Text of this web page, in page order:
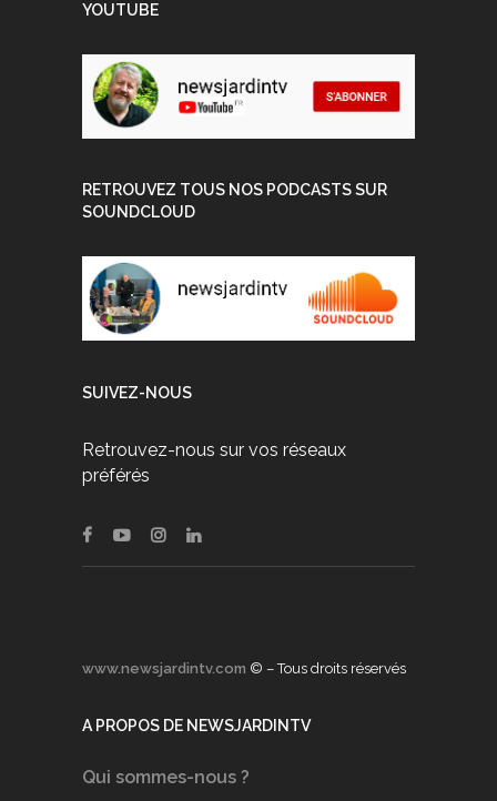
YOUTUBE
RETROUVEZ TOUS NOS PODCASTS SUR
SOUNDCLOUD
SUIVEZ-NOUS
Retrouvez-nous sur vos réseaux
préférés
www.newsjardintv.com © – Tous droits réservés
A PROPOS DE NEWSJARDINTV
Qui sommes-nous ?